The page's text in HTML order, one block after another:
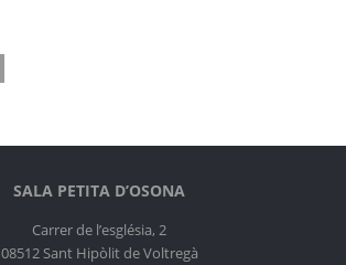
SALA PETITA D’OSONA
Carrer de l’església, 2
08512 Sant Hipòlit de Voltregà